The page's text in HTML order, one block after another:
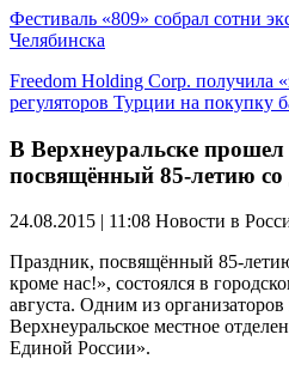
Фестиваль «809» собрал сотни
Челябинска
Freedom Holding Corp. получила
регуляторов Турции на покупку
В Верхнеуральске
посвящённый 85-летию
24.08.2015 | 11:08 Новости в
Праздник, посвящённый 85-
кроме нас!», состоялся в
августа. Одним из
Верхнеуральское местное
Единой России».